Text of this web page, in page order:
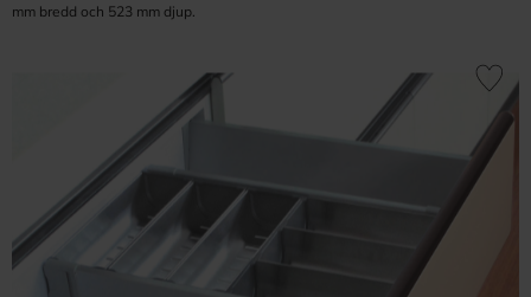
mm bredd och 523 mm djup.
Lägg till
Inspiration & Tips